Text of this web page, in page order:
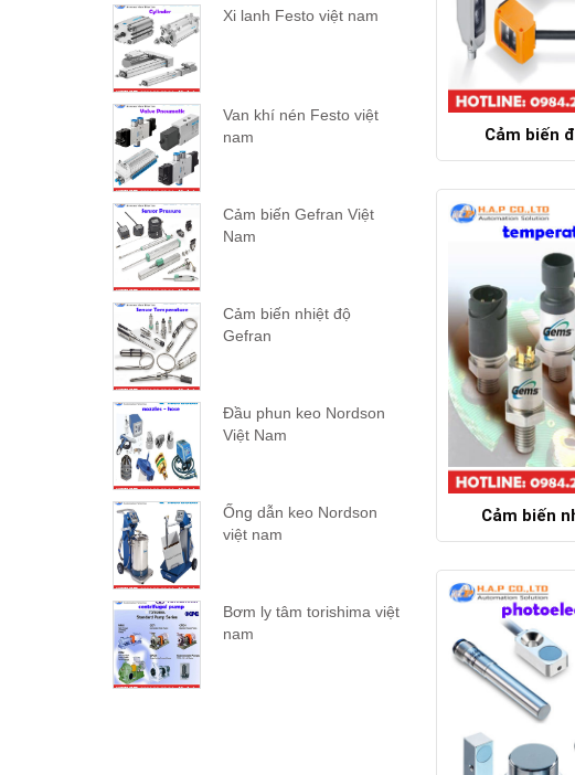
Cảm biến
Cảm biến
Xi lanh Festo việt nam
Van khí nén Festo việt
nam
Cảm biến Gefran Việt
Nam
Cảm biến nhiệt độ
Gefran
Đầu phun keo Nordson
Việt Nam
Ống dẫn keo Nordson
việt nam
Bơm ly tâm torishima việt
nam